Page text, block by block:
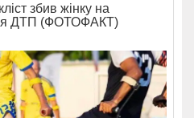
збив жінку на
ДТП (ФОТОФАКТ)